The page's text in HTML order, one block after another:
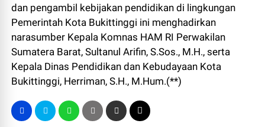
dan pengambil kebijakan pendidikan di lingkungan
Pemerintah Kota Bukittinggi ini menghadirkan
narasumber Kepala Komnas HAM RI Perwakilan
Sumatera Barat, Sultanul Arifin, S.Sos., M.H., serta
Kepala Dinas Pendidikan dan Kebudayaan Kota
Bukittinggi, Herriman, S.H., M.Hum.(**)